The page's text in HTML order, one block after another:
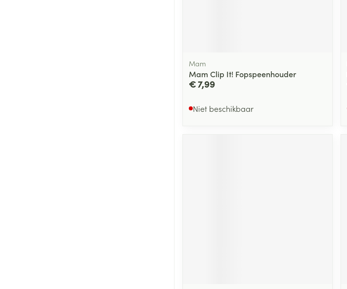
Mam
Mam Clip It! Fopspeenhouder
€ 7,99
Niet beschikbaar